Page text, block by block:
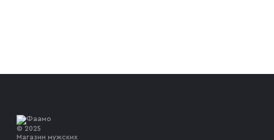
Большие размеры
© 2025
Магазин мужских